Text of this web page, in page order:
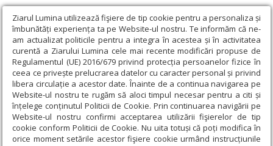
Ziarul Lumina utilizează fişiere de tip cookie pentru a personaliza și
îmbunătăți experiența ta pe Website-ul nostru. Te informăm că ne-
am actualizat politicile pentru a integra în acestea și în activitatea
curentă a Ziarului Lumina cele mai recente modificări propuse de
Regulamentul (UE) 2016/679 privind protecția persoanelor fizice în
ceea ce privește prelucrarea datelor cu caracter personal și privind
libera circulație a acestor date. Înainte de a continua navigarea pe
Website-ul nostru te rugăm să aloci timpul necesar pentru a citi și
înțelege conținutul Politicii de Cookie. Prin continuarea navigării pe
Website-ul nostru confirmi acceptarea utilizării fişierelor de tip
cookie conform Politicii de Cookie. Nu uita totuși că poți modifica în
orice moment setările acestor fişiere cookie urmând instrucțiunile
Ziarul Lumina › Actualitate religioasă › Știri › Sfințirea
paraclisului Parohiei „Sfântul Proroc Daniel” din Iași
Sfințirea paraclisului Parohiei „Sfântul